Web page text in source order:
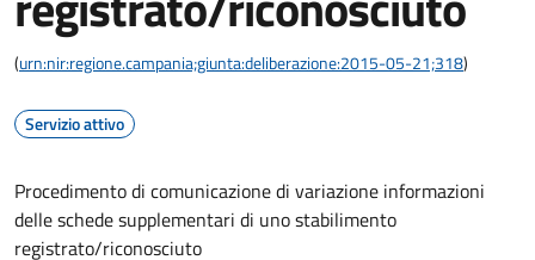
(urn:nir:regione.campania;giunta:deliberazione:2015-05-21;318)
Servizio attivo
Procedimento di comunicazione di variazione informazioni
delle schede supplementari di uno stabilimento
registrato/riconosciuto